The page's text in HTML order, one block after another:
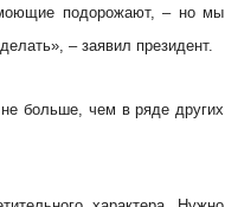
подорожают, – но мы
– заявил президент.
больше, чем в ряде других